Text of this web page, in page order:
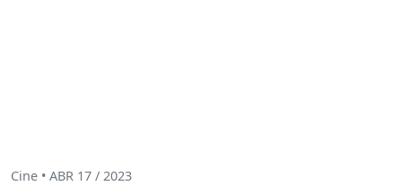
Cine • ABR 17 / 2023